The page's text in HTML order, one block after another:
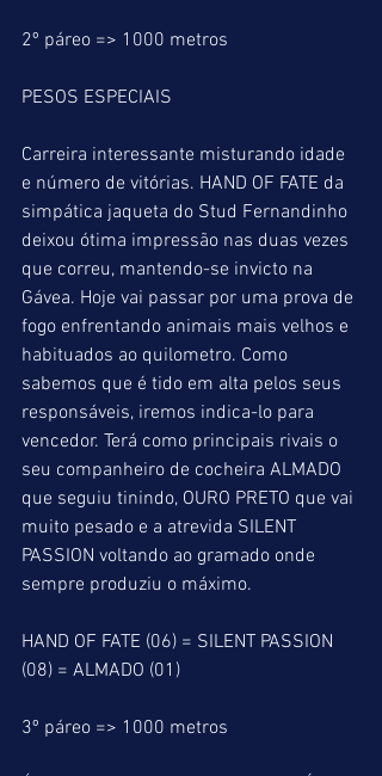
2º páreo => 1000 metros
PESOS ESPECIAIS
Carreira interessante misturando idade
e número de vitórias. HAND OF FATE da
simpática jaqueta do Stud Fernandinho
deixou ótima impressão nas duas vezes
que correu, mantendo-se invicto na
Gávea. Hoje vai passar por uma prova de
fogo enfrentando animais mais velhos e
habituados ao quilometro. Como
sabemos que é tido em alta pelos seus
responsáveis, iremos indica-lo para
vencedor. Terá como principais rivais o
seu companheiro de cocheira ALMADO
que seguiu tinindo, OURO PRETO que vai
muito pesado e a atrevida SILENT
PASSION voltando ao gramado onde
sempre produziu o máximo.
HAND OF FATE (06) = SILENT PASSION
(08) = ALMADO (01)
3º páreo => 1000 metros